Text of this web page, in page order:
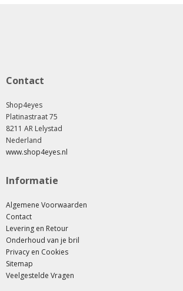
Contact
Shop4eyes
Platinastraat 75
8211 AR Lelystad
Nederland
www.shop4eyes.nl
Informatie
Algemene Voorwaarden
Contact
Levering en Retour
Onderhoud van je bril
Privacy en Cookies
Sitemap
Veelgestelde Vragen